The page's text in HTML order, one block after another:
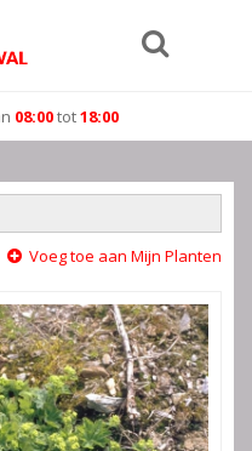
08:00tot18:00
Voeg toe aan Mijn Planten